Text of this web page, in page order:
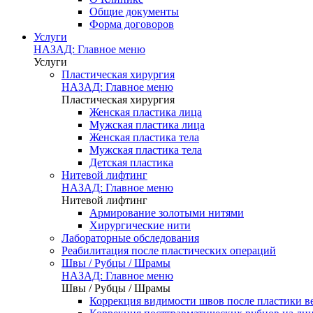
Общие документы
Форма договоров
Услуги
НАЗАД: Главное меню
Услуги
Пластическая хирургия
НАЗАД: Главное меню
Пластическая хирургия
Женская пластика лица
Мужская пластика лица
Женская пластика тела
Мужская пластика тела
Детская пластика
Нитевой лифтинг
НАЗАД: Главное меню
Нитевой лифтинг
Армирование золотыми нитями
Хирургические нити
Лабораторные обследования
Реабилитация после пластических операций
Швы / Рубцы / Шрамы
НАЗАД: Главное меню
Швы / Рубцы / Шрамы
Коррекция видимости швов после пластики